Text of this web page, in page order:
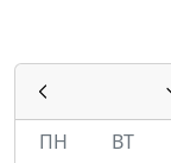
ПН
ВТ